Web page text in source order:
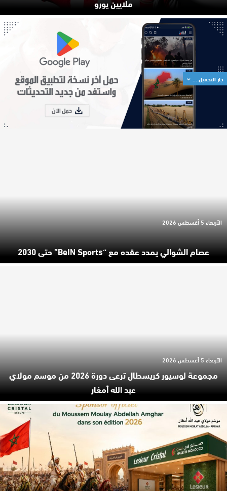
عصام الشوالي يمدد عقده مع “beIN Sports” حتى 2030
الأربعاء 5 أغسطس 2026
مجموعة لوسيور كريسطال ترعى دورة 2026 من موسم مولاي
عبد الله أمغار
الأربعاء 5 أغسطس 2026
جار التحميل ...